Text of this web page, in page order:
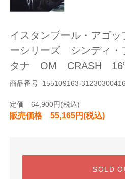
イスタンブール・アゴ
ーシリーズ シンディ・
タナ OM CRASH
商品番号 155109163-31230300416
定価 64,900円(税込)
販売価格 55,165円(税込)
SOLD